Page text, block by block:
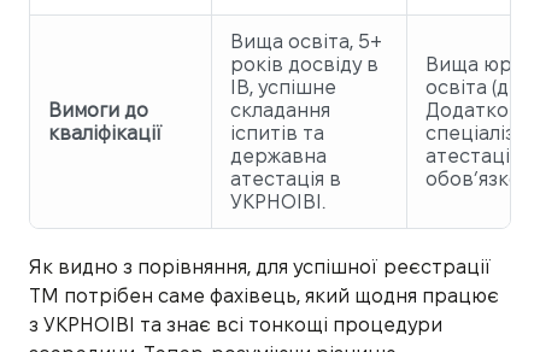
Вимоги до
кваліфікації
Вища освіта, 5+
років досвіду в
ІВ, успішне
складання
іспитів та
державна
атестація в
УКРНОІВІ.
Вища
освіта
Додаткова
атестація
Як видно з порівняння, для успішної реєстрації
ТМ потрібен саме фахівець, який щодня працює
з УКРНОІВІ та знає всі тонкощі процедури